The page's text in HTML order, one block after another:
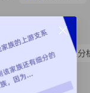
870 年
1360 年 支系分
1人